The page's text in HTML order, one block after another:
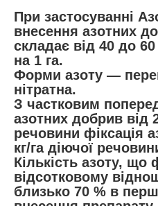
При застосуванні
внесення азотних
складає від 40 до
на 1 га.
Форми азоту —
нітратна.
З частковим
азотних добрив від
речовини фіксація
кг/га діючої
Кількість азоту, що
відсотковому
близько 70 % в